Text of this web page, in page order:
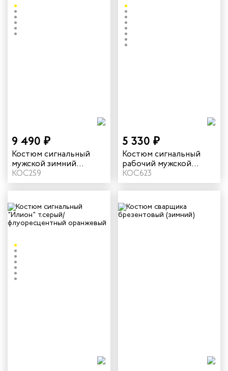
9 490 ₽
Костюм сигнальный
мужской зимний
"Илион" цвет графит/
оранжевый
КОС259
5 330 ₽
Костюм сигнальный
рабочий мужской
летний "Илион" цвет
желтый/темно-синий
КОС623